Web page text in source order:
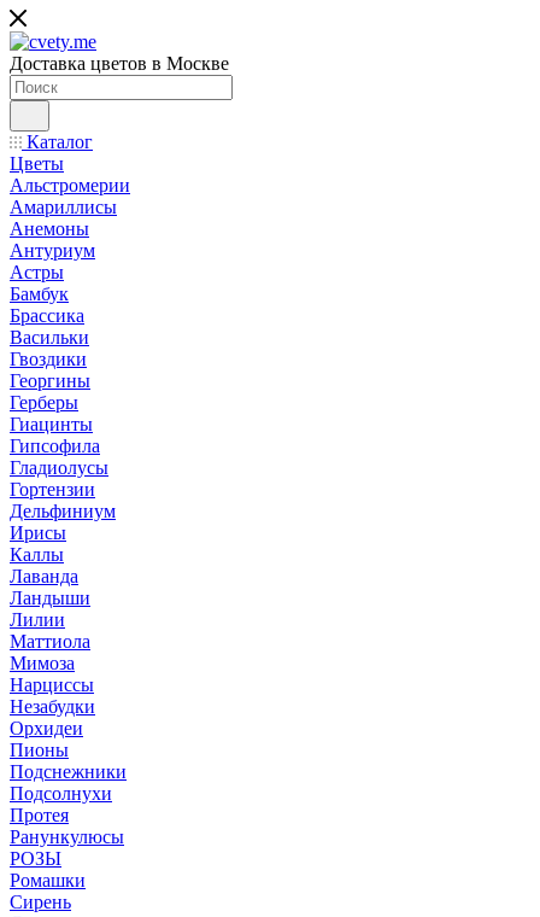
Доставка цветов в Москве
Каталог
Цветы
Альстромерии
Амариллисы
Анемоны
Антуриум
Астры
Бамбук
Брассика
Васильки
Гвоздики
Георгины
Герберы
Гиацинты
Гипсофила
Гладиолусы
Гортензии
Дельфиниум
Ирисы
Каллы
Лаванда
Ландыши
Лилии
Маттиола
Мимоза
Нарциссы
Незабудки
Орхидеи
Пионы
Подснежники
Подсолнухи
Протея
Ранункулюсы
РОЗЫ
Ромашки
Сирень